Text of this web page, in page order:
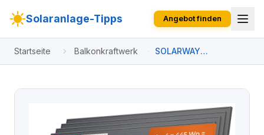
Solaranlage-Tipps Angebot finden
Startseite Balkonkraftwerk
SOLARWAY
Balkonkraftwerk 1780
Watt | inkl. App & WiFi